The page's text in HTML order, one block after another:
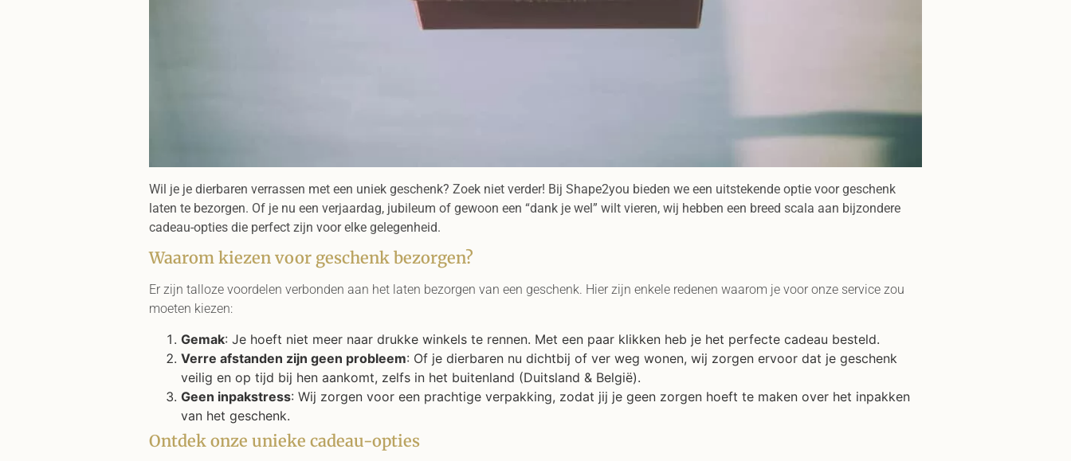
Wil je je dierbaren verrassen met een uniek geschenk? Zoek niet verder! Bij Shape2you bieden we een uitstekende optie voor geschenk
laten te bezorgen. Of je nu een verjaardag, jubileum of gewoon een “dank je wel” wilt vieren, wij hebben een breed scala aan bijzondere
cadeau-opties die perfect zijn voor elke gelegenheid.
Waarom kiezen voor geschenk bezorgen?
Er zijn talloze voordelen verbonden aan het laten bezorgen van een geschenk. Hier zijn enkele redenen waarom je voor onze service zou
moeten kiezen:
Gemak: Je hoeft niet meer naar drukke winkels te rennen. Met een paar klikken heb je het perfecte cadeau besteld.
Verre afstanden zijn geen probleem: Of je dierbaren nu dichtbij of ver weg wonen, wij zorgen ervoor dat je geschenk
veilig en op tijd bij hen aankomt, zelfs in het buitenland (Duitsland & België).
Geen inpakstress: Wij zorgen voor een prachtige verpakking, zodat jij je geen zorgen hoeft te maken over het inpakken
van het geschenk.
Ontdek onze unieke cadeau-opties